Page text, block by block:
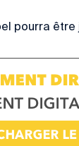
pourra être